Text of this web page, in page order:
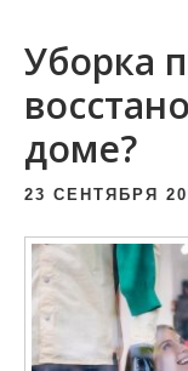
Уборка
доме?
23 СЕНТЯБРЯ